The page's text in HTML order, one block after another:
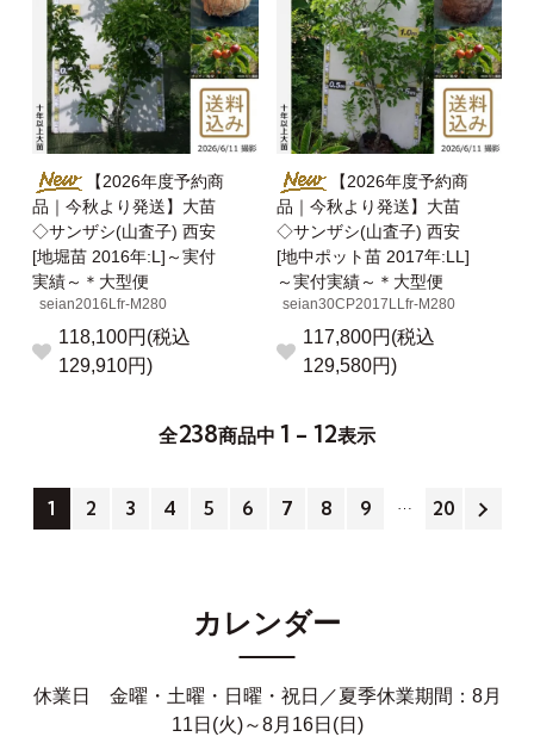
【2026年度予約商
品｜今秋より発送】大苗
◇サンザシ(山査子) 西安
[地堀苗 2016年:L]～実付
実績～＊大型便
seian2016Lfr-M280
118,100円(税込
129,910円)
【2026年度予約商
品｜今秋より発送】大苗
◇サンザシ(山査子) 西安
[地中ポット苗 2017年:LL]
～実付実績～＊大型便
seian30CP2017LLfr-M280
117,800円(税込
129,580円)
全238商品中 1 - 12表示
1 2 3 4 5 6 7 8 9 20
カレンダー
休業日 金曜・土曜・日曜・祝日／夏季休業期間：8月
11日(火)～8月16日(日)